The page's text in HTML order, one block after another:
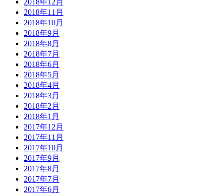
2018年12月
2018年11月
2018年10月
2018年9月
2018年8月
2018年7月
2018年6月
2018年5月
2018年4月
2018年3月
2018年2月
2018年1月
2017年12月
2017年11月
2017年10月
2017年9月
2017年8月
2017年7月
2017年6月